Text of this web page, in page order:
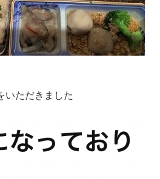
いただきました